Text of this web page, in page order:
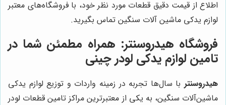
اطلاع از قیمت دقیق قطعات مورد نظر خود، با فروشگاه‌های معتبر
لوازم یدکی ماشین آلات سنگین تماس بگیرید.
فروشگاه هیدروسنتر: همراه مطمئن شما در
تامین لوازم یدکی لودر چینی
هیدروسنتر با سال‌ها تجربه در زمینه واردات و توزیع لوازم یدکی
ماشین‌آلات سنگین، به یکی از معتبرترین مراکز تامین قطعات لودر